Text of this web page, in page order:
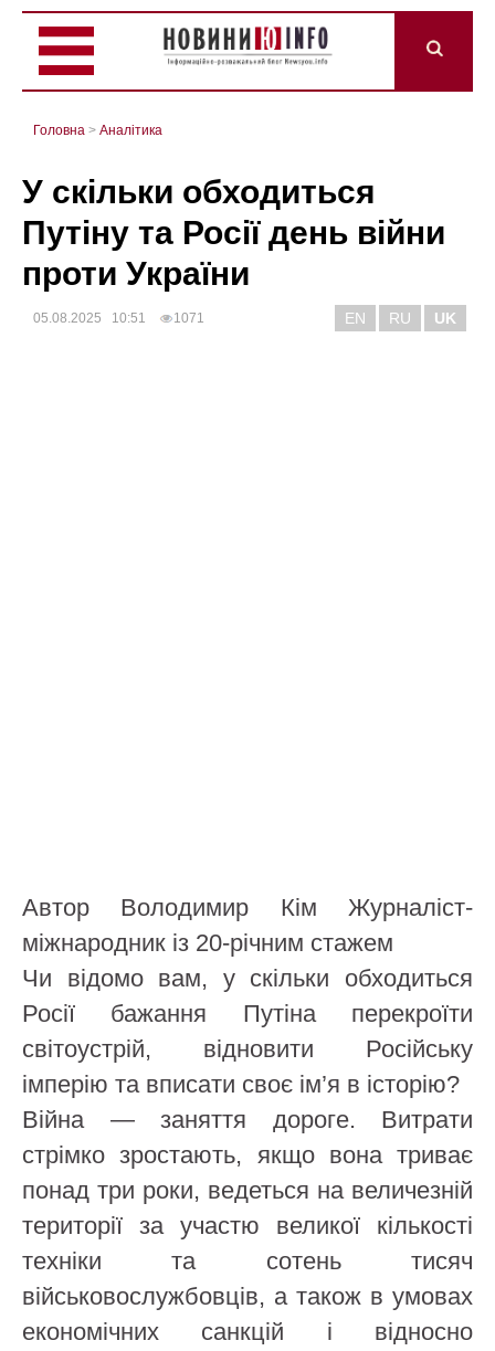
Головна > Аналітика
У скільки обходиться
Путіну та Росії день війни
проти України
05.08.2025 10:51 1071 EN RU UK
Автор Володимир Кім Журналіст-
міжнародник із 20-річним стажем
Чи відомо вам, у скільки обходиться
Росії бажання Путіна перекроїти
світоустрій, відновити Російську
імперію та вписати своє ім’я в історію?
Війна — заняття дороге. Витрати
стрімко зростають, якщо вона триває
понад три роки, ведеться на величезній
території за участю великої кількості
техніки та сотень тисяч
військовослужбовців, а також в умовах
економічних санкцій і відносно